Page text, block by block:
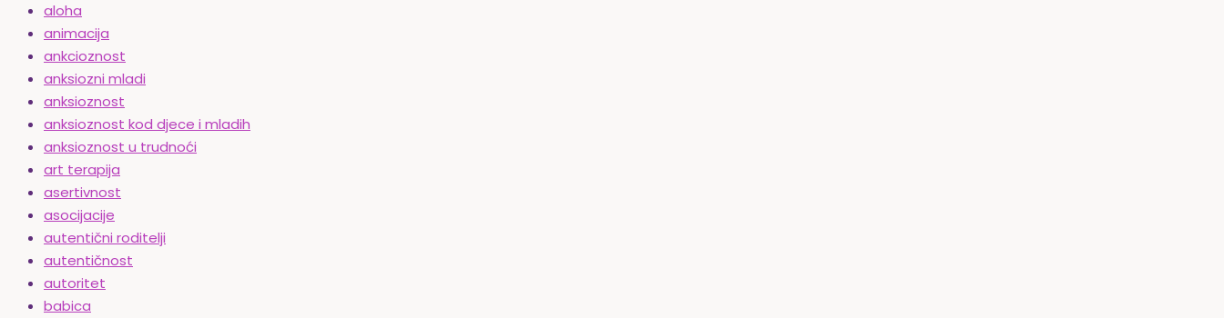
aloha
animacija
ankcioznost
anksiozni mladi
anksioznost
anksioznost kod djece i mladih
anksioznost u trudnoći
art terapija
asertivnost
asocijacije
autentični roditelji
autentičnost
autoritet
babica